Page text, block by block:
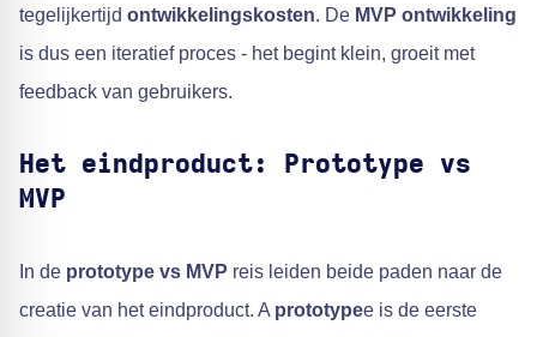
tegelijkertijd ontwikkelingskosten. De MVP ontwikkeling
is dus een iteratief proces - het begint klein, groeit met
feedback van gebruikers.
Het eindproduct: Prototype vs
MVP
In de prototype vs MVP reis leiden beide paden naar de
creatie van het eindproduct. A prototypee is de eerste